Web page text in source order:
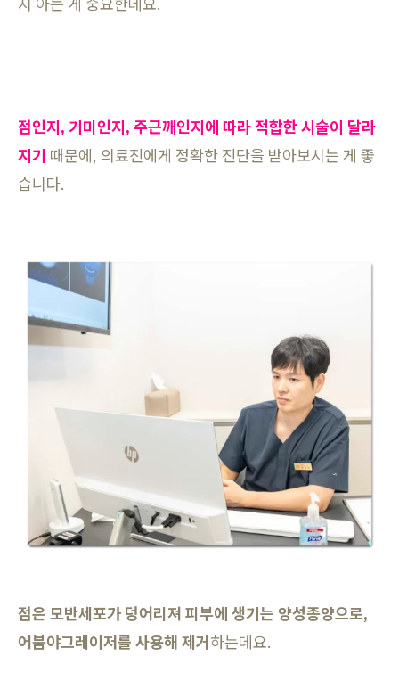
지 아는 게 중요한데요.
점인지, 기미인지, 주근깨인지에 따라 적합한 시술이 달라
지기 때문에, 의료진에게 정확한 진단을 받아보시는 게 좋
습니다.
점은 모반세포가 덩어리져 피부에 생기는 양성종양으로,
어붐야그레이저를 사용해 제거하는데요.